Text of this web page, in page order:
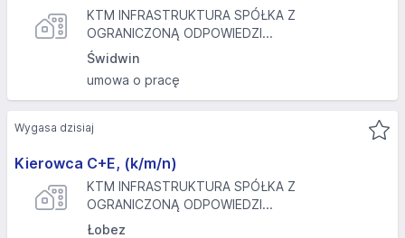
KTM INFRASTRUKTURA SPÓŁKA Z
OGRANICZONĄ ODPOWIEDZI...
Świdwin
umowa o pracę
Kierowca C+E, (k/m/n)
KTM INFRASTRUKTURA SPÓŁKA Z
OGRANICZONĄ ODPOWIEDZI...
Łobez
Wygasa dzisiaj